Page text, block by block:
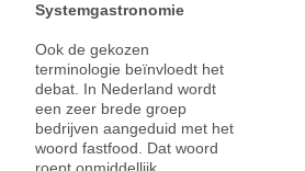
Systemgastronomie
Ook de gekozen
terminologie beïnvloedt het
debat. In Nederland wordt
een zeer brede groep
bedrijven aangeduid met het
woord fastfood. Dat woord